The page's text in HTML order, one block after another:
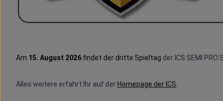
Am 15. August 2026 findet der dritte Spieltag der ICS SEMI
Alles weitere erfahrt Ihr auf der Homepage der ICS